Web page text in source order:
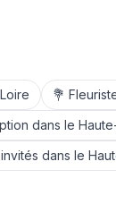
💐
dans le
dans le